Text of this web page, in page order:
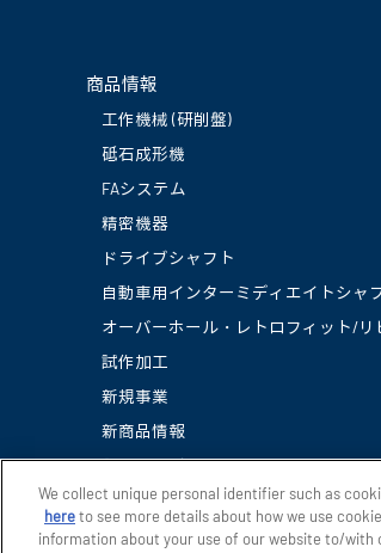
商品情報
工作機械 (研削盤)
砥石成形機
FAシステム
精密機器
ドライブシャフト
自動車用インターミディエイトシャ
オーバーホール・レトロフィット/リ
試作加工
新規事業
新商品情報
動画ライブラリー
We collect unique personal identifier such as
hereto see more details about how we use
information about your use of our website to/